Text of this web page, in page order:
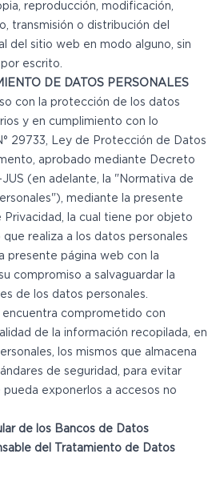
reproducción, modificación,
transmisión o distribución del
del sitio web en modo alguno, sin
escrito.
DE DATOS PERSONALES
con la protección de los datos
y en cumplimiento con lo
29733, Ley de Protección de Datos
aprobado mediante Decreto
(en adelante, la "Normativa de
mediante la presente
la cual tiene por objeto
realiza a los datos personales
presente página web con la
compromiso a salvaguardar la
de los datos personales.
encuentra comprometido con
de la información recopilada, en
los mismos que almacena
de seguridad, para evitar
exponerlos a accesos no
de los Bancos de Datos
del Tratamiento de Datos